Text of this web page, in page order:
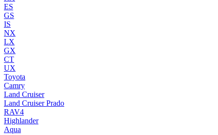
ES
GS
IS
NX
LX
GX
CT
UX
Toyota
Camry
Land Cruiser
Land Cruiser Prado
RAV4
Highlander
Aqua